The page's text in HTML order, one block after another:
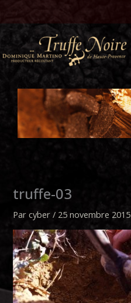
contenu
truffe-03
Parcyber/ 25 novembre 2015